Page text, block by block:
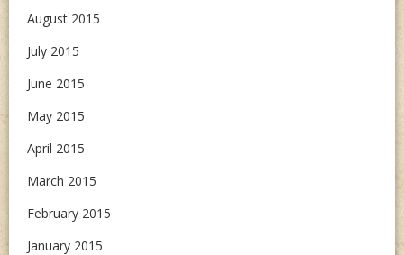
August 2015
July 2015
June 2015
May 2015
April 2015
March 2015
February 2015
January 2015